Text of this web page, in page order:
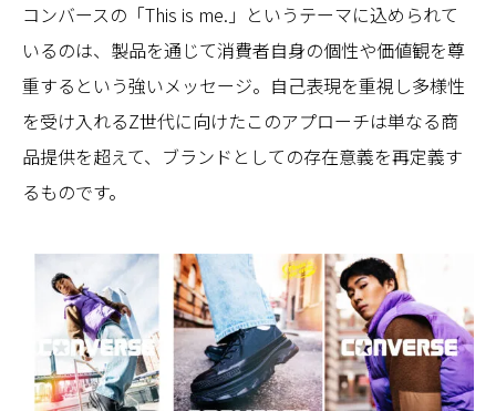
コンバースの「This is me.」というテーマに込められて
いるのは、製品を通じて消費者自身の個性や価値観を尊
重するという強いメッセージ。自己表現を重視し多様性
を受け入れるZ世代に向けたこのアプローチは単なる商
品提供を超えて、ブランドとしての存在意義を再定義す
るものです。